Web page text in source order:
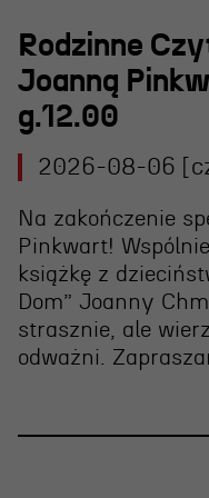
Rodzinne
Joanną
g.12.00
2026-08-06
Na zakończenie
Pinkwart!
książkę z
Dom” Joanny
strasznie, ale
odważni.